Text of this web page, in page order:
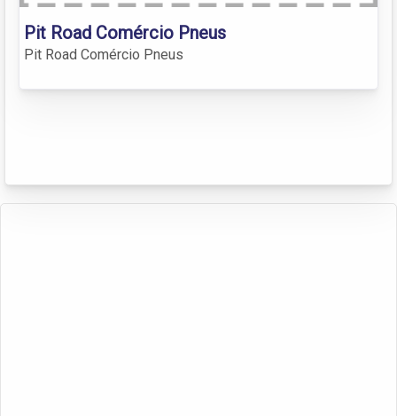
Pit Road Comércio Pneus
Pit Road Comércio Pneus